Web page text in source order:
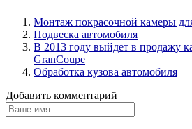
Монтаж покрасочной камеры
Подвеска автомобиля
В 2013 году выйдет в продажу
GranCoupe
Обработка кузова автомобиля
Добавить комментарий